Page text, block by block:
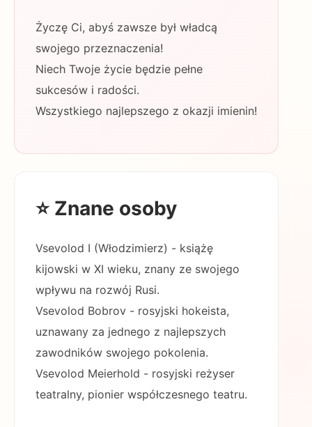
Życzę Ci, abyś zawsze był władcą
swojego przeznaczenia!
Niech Twoje życie będzie pełne
sukcesów i radości.
Wszystkiego najlepszego z okazji imienin!
⭐ Znane osoby
Vsevolod I (Włodzimierz) - książę
kijowski w XI wieku, znany ze swojego
wpływu na rozwój Rusi.
Vsevolod Bobrov - rosyjski hokeista,
uznawany za jednego z najlepszych
zawodników swojego pokolenia.
Vsevolod Meierhold - rosyjski reżyser
teatralny, pionier współczesnego teatru.